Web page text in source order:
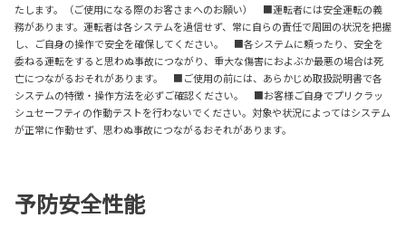
たします。（ご使用になる際のお客さまへのお願い） ■運転者には安全運転の義
務があります。運転者は各システムを過信せず、常に自らの責任で周囲の状況を把握
し、ご自身の操作で安全を確保してください。 ■各システムに頼ったり、安全を
委ねる運転をすると思わぬ事故につながり、重大な傷害におよぶか最悪の場合は死
亡につながるおそれがあります。 ■ご使用の前には、あらかじめ取扱説明書で各
システムの特徴・操作方法を必ずご確認ください。 ■お客様ご自身でプリクラッ
シュセーフティの作動テストを行わないでください。対象や状況によってはシステム
が正常に作動せず、思わぬ事故につながるおそれがあります。
予防安全性能